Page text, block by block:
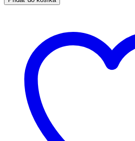
sklo